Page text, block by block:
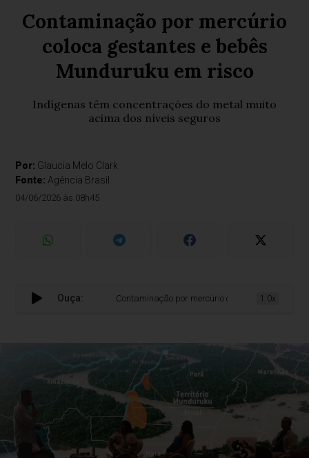
Contaminação por mercúrio
coloca gestantes e bebês
Munduruku em risco
Indígenas têm concentrações do metal muito
acima dos níveis seguros
Por: Glaucia Melo Clark
Fonte: Agência Brasil
04/06/2026 às 08h45
Ouça: Contaminação por mercúrio coloca gestantes e
1.0x